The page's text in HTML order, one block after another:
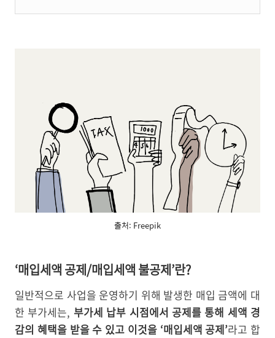
출처: Freepik
‘매입세액 공제/매입세액 불공제’란?
일반적으로 사업을 운영하기 위해 발생한 매입 금액에 대
한 부가세는, 부가세 납부 시점에서 공제를 통해 세액 경
감의 혜택을 받을 수 있고 이것을 ‘매입세액 공제’라고 합